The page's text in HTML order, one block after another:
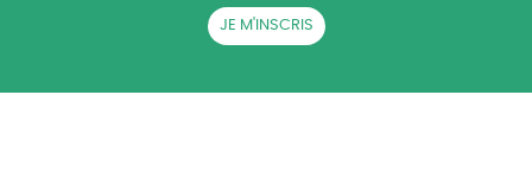
JE M'INSCRIS